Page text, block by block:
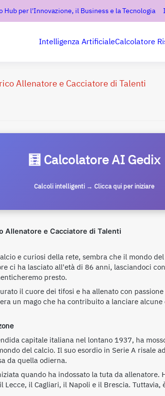
Hub per l'Innovazione, il Business e la Tecnologia
Intelligenza ArtificialeCalcolatore
Allenatore e Cacciatore di Talenti
🧮 Calcolatore AI Gedix
Calcoli intelligenti → Clicca qui per iniziare
Allenatore e Cacciatore di Talenti
e curiosi della rete, sembra che il mondo
ci ha lasciato all'età di 86 anni, lasciandoci
presto.
il cuore dei tifosi e ha allenato con
un mago che ha contribuito a lanciare
capitale italiana nel lontano 1937, ha
del calcio. Il suo esordio in Serie A risale
da quella odierna.
quando ha indossato la tuta da
Lecce, il Cagliari, il Napoli e il Brescia. Tuttavia,